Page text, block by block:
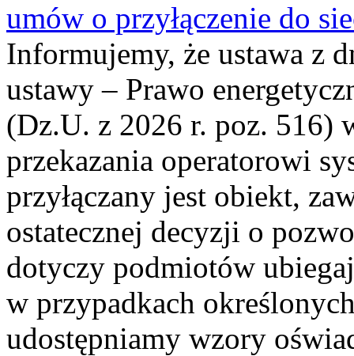
umów o przyłączenie do
Informujemy, że ustawa z
ustawy – Prawo
(Dz.U. z 2026 r. poz. 516)
przekazania operatorowi
przyłączany jest obiekt,
ostatecznej decyzji o
dotyczy podmiotów
w przypadkach
udostępniamy wzory